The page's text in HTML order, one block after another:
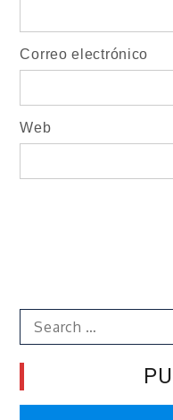
Correo electrónico
Web
Search
for: